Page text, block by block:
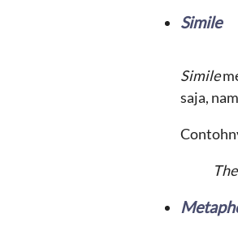
Simile
Simile
saja,